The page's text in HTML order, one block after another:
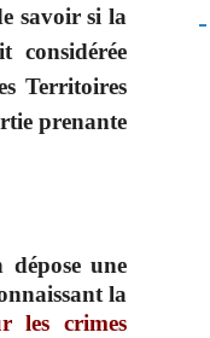
savoir si la
Territoires
prenante
une
la
les crimes